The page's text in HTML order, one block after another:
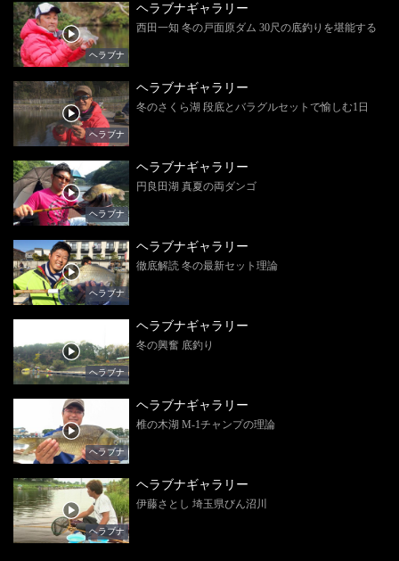
ヘラブナ
ヘラブナギャラリー
西田一知 冬の戸面原ダム 30尺の底釣りを堪能する
ヘラブナ
ヘラブナギャラリー
冬のさくら湖 段底とバラグルセットで愉しむ1日
ヘラブナ
ヘラブナギャラリー
円良田湖 真夏の両ダンゴ
ヘラブナ
ヘラブナギャラリー
徹底解読 冬の最新セット理論
ヘラブナ
ヘラブナギャラリー
冬の興奮 底釣り
ヘラブナ
ヘラブナギャラリー
椎の木湖 M-1チャンプの理論
ヘラブナ
ヘラブナギャラリー
伊藤さとし 埼玉県びん沼川